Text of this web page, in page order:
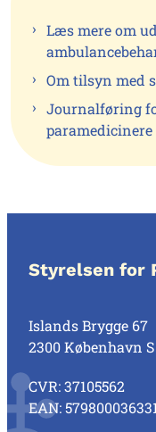
Læs mere om
Om tilsyn med
Journalføring
paramedicinere
Styrelsen for
Islands Brygge 67
2300 København S
CVR: 37105562
EAN: